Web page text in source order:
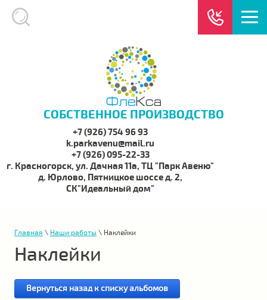
СОБСТВЕННОЕ ПРОИЗВОДСТВО
+7 (926) 754 96 93
k.parkavenu@mail.ru
+7 (926) 095-22-33
г. Красногорск, ул. Дачная 11а, ТЦ "Парк Авеню"
д. Юрлово, Пятницкое шоссе д. 2,
СК"Идеальный дом"
Главная \ Наши работы \ Наклейки
Наклейки
Вернуться назад к списку альбомов